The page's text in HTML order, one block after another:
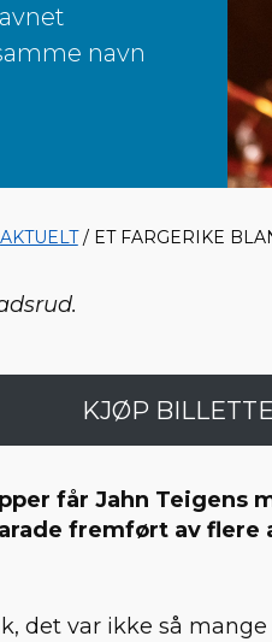
navn
AKTUELT/ ET FARGERIKE
KJØP
får Jahn Teigens
fremført av flere
det var ikke så